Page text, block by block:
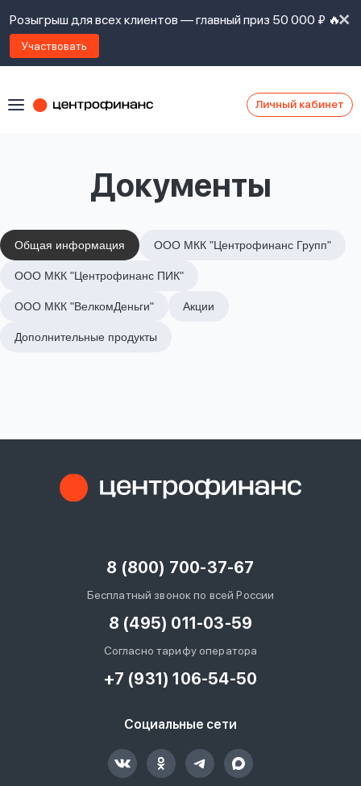
Розыгрыш для всех клиентов — главный приз 50 000 ₽ 🔥
Участвовать
Личный кабинет
Документы
Общая информация ООО МКК "Центрофинанс Групп"
ООО МКК "Центрофинанс ПИК"
ООО МКК "ВелкомДеньги" Акции
Дополнительные продукты
8 (800) 700-37-67
Бесплатный звонок по всей России
8 (495) 011-03-59
Согласно тарифу оператора
+7 (931) 106-54-50
Социальные сети
Войти под другим номером
ознакомлен
предоставления
займов,
политикой
сайта,
согласие
обработку